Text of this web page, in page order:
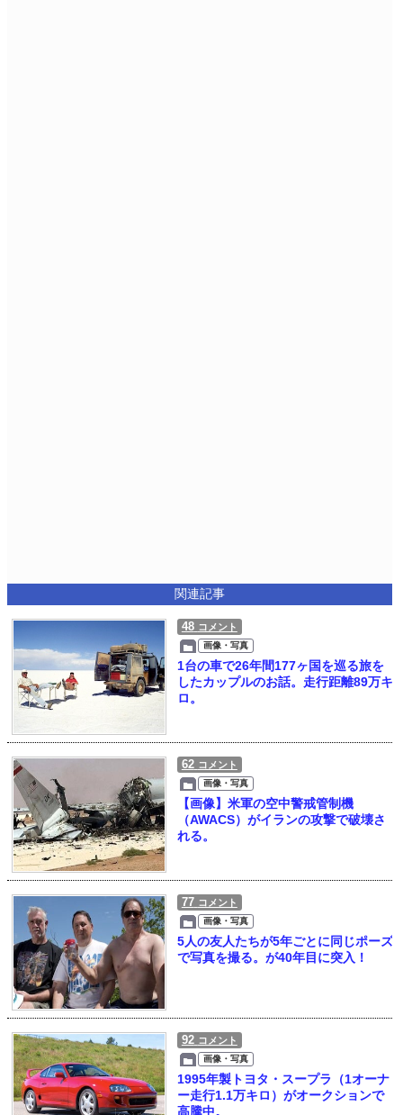
関連記事
48 コメント
画像・写真
1台の車で26年間177ヶ国を巡る旅を
したカップルのお話。走行距離89万キ
ロ。
62 コメント
画像・写真
【画像】米軍の空中警戒管制機
（AWACS）がイランの攻撃で破壊さ
れる。
77 コメント
画像・写真
5人の友人たちが5年ごとに同じポーズ
で写真を撮る。が40年目に突入！
92 コメント
画像・写真
1995年製トヨタ・スープラ（1オーナ
ー走行1.1万キロ）がオークションで
高騰中。